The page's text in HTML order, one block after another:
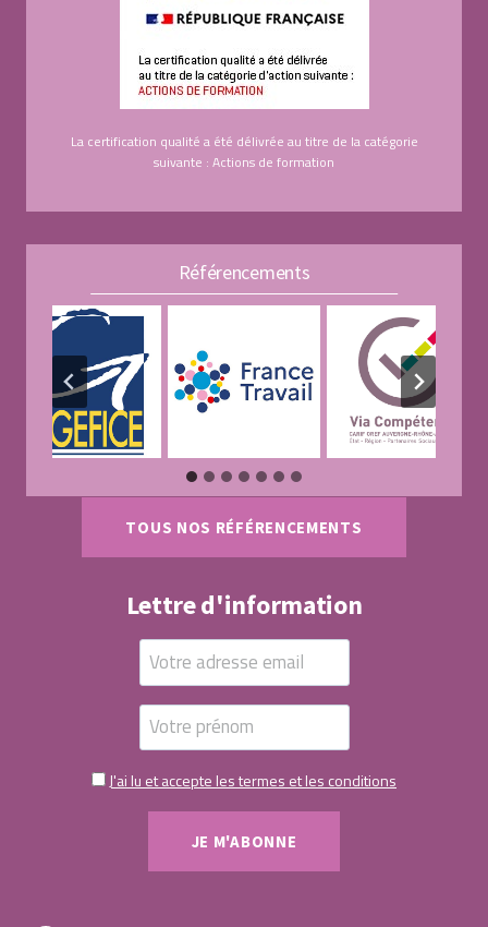
La certification qualité a été délivrée au titre de la catégorie
suivante : Actions de formation
Référencements
TOUS NOS RÉFÉRENCEMENTS
Lettre d'information
J'ai lu et accepte les termes et les conditions